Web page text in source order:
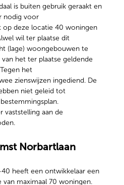
is buiten gebruik geraakt en
nodig voor
op deze locatie 40 woningen
wil ter plaatse dit
(lage) woongebouwen te
het ter plaatse geldende
het
zienswijzen ingediend. De
niet geleid tot
vaststelling aan de
Norbartlaan
heeft een ontwikkelaar een
van maximaal 70 woningen.